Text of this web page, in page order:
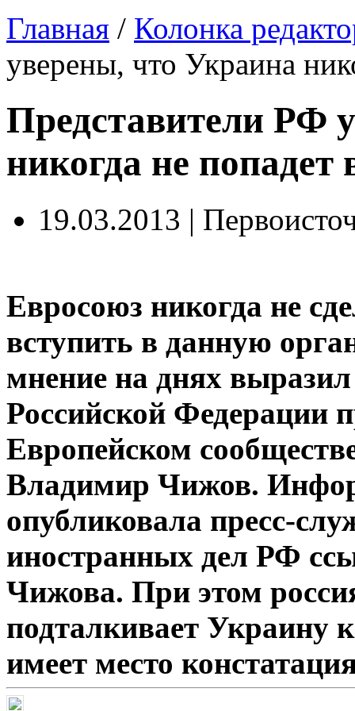
Главная / Колонка
уверены, что Украина
Представители РФ
никогда не попадет
19.03.2013 |
Евросоюз никогда не
вступить в данную
мнение на днях
Российской Федерации
Европейском
Владимир Чижов.
опубликовала пресс-
иностранных дел РФ
Чижова. При этом
подталкивает Украину
имеет место